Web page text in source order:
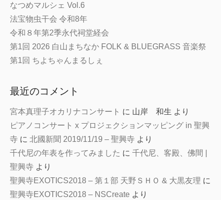
なつめマルシェ Vol.6
法宝物虫干会 令和8年
令和８年第2季永代祠堂経会
第1回 2026 白山まちなか FOLK & BLUEGRASS 音楽祭
第1回 ちよちゃんまるしぇ
最近のコメント
宮本真理子オカリナコンサート に 山岸 和生 より
ピアノコンサート x プロジェクションマッピング in 聖興
寺 に 北國新聞 2019/11/19 – 聖興寺 より
千代尼の年表を作ってみました に 千代尼、客殿、佛間 |
聖興寺 より
聖興寺EXOTICS2018 – 第１部 天野ＳＨＯ & 大黒友理 に
聖興寺EXOTICS2018 – NSCreate より